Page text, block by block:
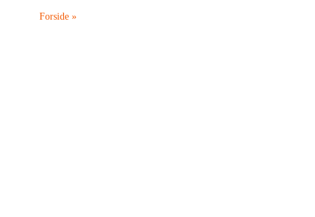
Forside »